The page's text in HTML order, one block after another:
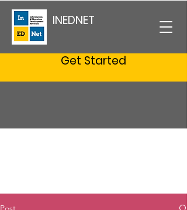
INEDNET
Get Started